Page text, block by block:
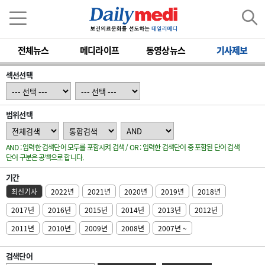
전체뉴스 메디라이프 동영상뉴스 기사제보
섹션선택
범위선택
AND : 입력한 검색단어 모두를 포함시켜 검색 / OR : 입력한 검색단어 중 포함된 단어 검색
단어 구분은 공백으로 합니다.
기간
최신기사 2022년 2021년 2020년 2019년
2018년
2017년
2016년 2015년 2014년 2013년
2012년
2011년
2010년 2009년 2008년 2007년 ~
검색단어